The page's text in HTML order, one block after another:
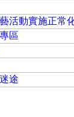
活動實施正常
區
途